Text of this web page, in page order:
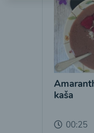
kaša
00:25